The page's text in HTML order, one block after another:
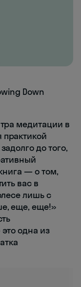
Down
медитации в
до того,
— о том,
вас в
лишь с
еще, еще!»
одна из